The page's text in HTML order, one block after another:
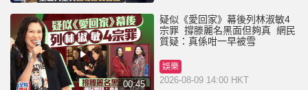
00:45
疑似《愛回家》幕後列林淑敏4
宗罪 撐滕麗名黑面但夠真 網民
質疑：真係咁一早被雪
娛樂
2026-08-09 14:00 HKT